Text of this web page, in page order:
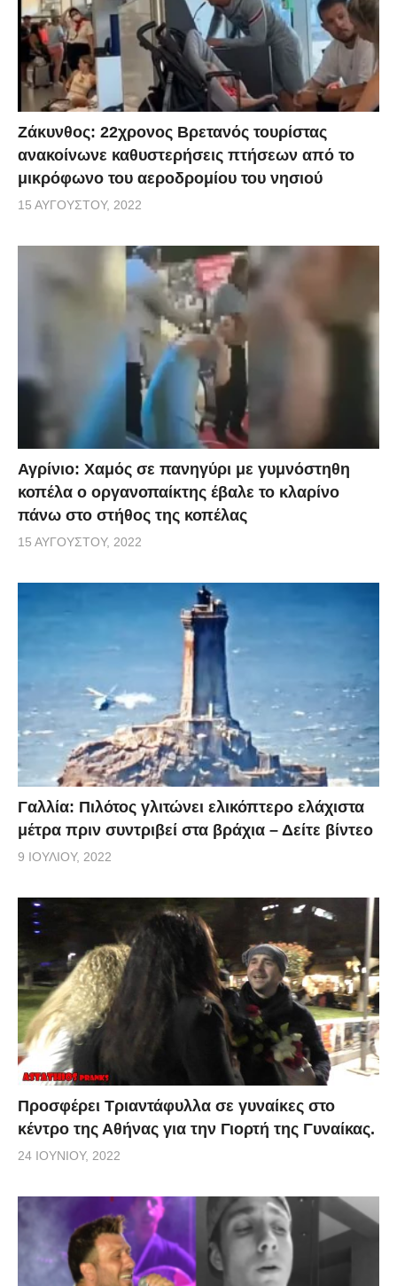
Ζάκυνθος: 22χρονος Βρετανός τουρίστας
ανακοίνωνε καθυστερήσεις πτήσεων από το
μικρόφωνο του αεροδρομίου του νησιού
15 ΑΥΓΟΎΣΤΟΥ, 2022
Αγρίνιο: Χαμός σε πανηγύρι με γυμνόστηθη
κοπέλα ο οργανοπαίκτης έβαλε το κλαρίνο
πάνω στο στήθος της κοπέλας
15 ΑΥΓΟΎΣΤΟΥ, 2022
Γαλλία: Πιλότος γλιτώνει ελικόπτερο ελάχιστα
μέτρα πριν συντριβεί στα βράχια – Δείτε βίντεο
9 ΙΟΥΛΊΟΥ, 2022
Προσφέρει Τριαντάφυλλα σε γυναίκες στο
κέντρο της Αθήνας για την Γιορτή της Γυναίκας.
24 ΙΟΥΝΊΟΥ, 2022